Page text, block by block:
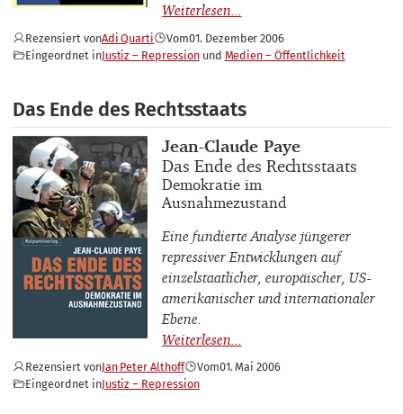
Rezensiert vonAdi Quarti Vom01. Dezember 2006
Eingeordnet inJustiz – Repression Medien – Öffentlichkeit
Das Ende des Rechtsstaats
Buchautor_innen
Jean-Claude Paye
Buchtitel
Das Ende des Rechtsstaats
Buchuntertitel
Demokratie im
Ausnahmezustand
Eine fundierte Analyse jüngerer
repressiver Entwicklungen auf
einzelstaatlicher, europäischer, US-
amerikanischer und internationaler
Ebene.
Rezensiert vonJan Peter Althoff Vom01. Mai 2006
Eingeordnet inJustiz – Repression